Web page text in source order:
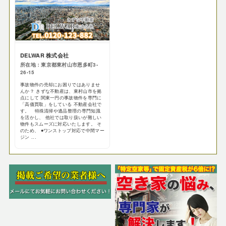
DELWAR 株式会社
所在地：東京都東村山市恩多町3-
26-15
事故物件の売却にお困りではありませ
んか？ きずな不動産は、東村山市を拠
点にして 関東一円の事故物件を専門に
「高価買取」をしている 不動産会社で
す。 特殊清掃や遺品整理の専門知識
を活かし、 他社では取り扱いが難しい
物件もスムーズに対応いたします。 そ
のため、 ●ワンストップ対応で中間マー
ジン ...